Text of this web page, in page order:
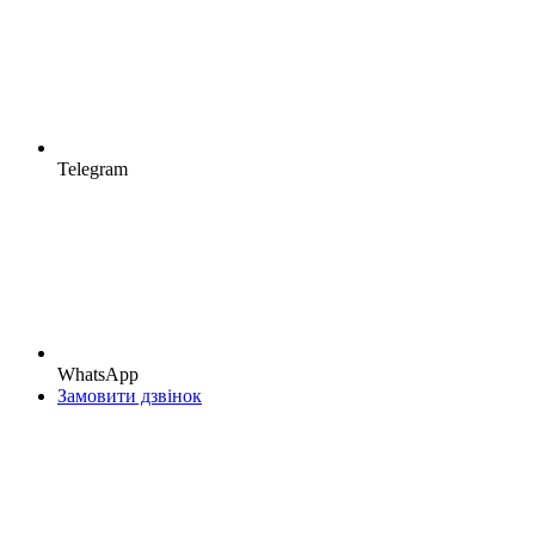
Telegram
WhatsApp
Замовити дзвінок